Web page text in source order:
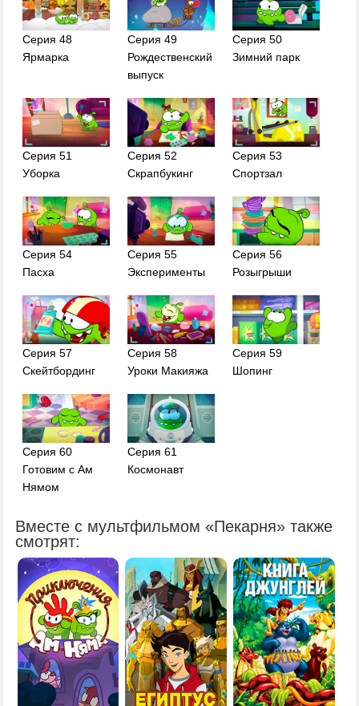
Серия 48
Ярмарка
Серия 49
Рождественский
выпуск
Серия 50
Зимний парк
Серия 51
Уборка
Серия 52
Скрапбукинг
Серия 53
Спортзал
Серия 54
Пасха
Серия 55
Эксперименты
Серия 56
Розыгрыши
Серия 57
Скейтбординг
Серия 58
Уроки Макияжа
Серия 59
Шопинг
Серия 60
Готовим с Ам
Нямом
Серия 61
Космонавт
Вместе с мультфильмом «Пекарня» также
смотрят: